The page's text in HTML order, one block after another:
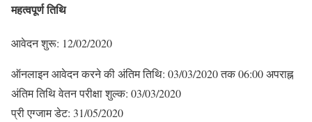
महत्वपूर्ण तिथि
आवेदन शुरू: 12/02/2020
ऑनलाइन आवेदन करने की अंतिम तिथि: 03/03/2020 तक06:00अपराह्न
अंतिम तिथि वेतन परीक्षा शुल्क: 03/03/2020
प्री एग्जाम डेट: 31/05/2020